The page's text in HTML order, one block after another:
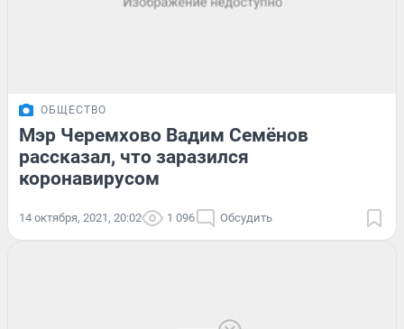
ОБЩЕСТВО
Мэр Черемхово Вадим Семёнов
рассказал, что заразился
коронавирусом
14 октября, 2021, 20:02 1 096 Обсудить